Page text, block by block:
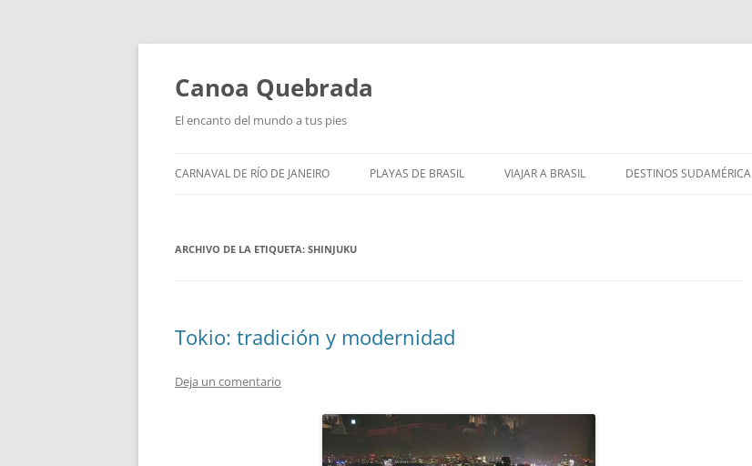
Saltar
Canoa Quebrada
El encanto del mundo a tus pies
CARNAVAL DE RÍO DE JANEIRO PLAYAS DE BRASIL VIAJAR A BRASIL DESTINOS SUDAMÉRICA
ARCHIVO DE LA ETIQUETA: SHINJUKU
Tokio: tradición y modernidad
Deja un comentario